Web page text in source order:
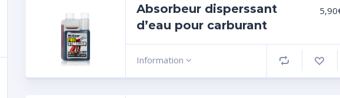
Absorbeur disperssant
d’eau pour carburant
5,90
Information